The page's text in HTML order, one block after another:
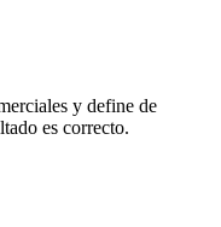
y define de
es correcto.